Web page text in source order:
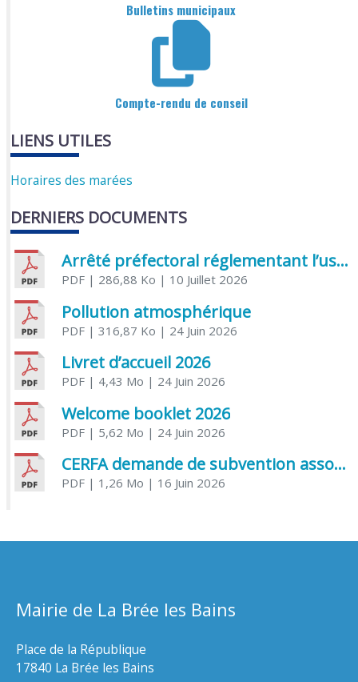
Bulletins municipaux
Compte-rendu de conseil
LIENS UTILES
Horaires des marées
DERNIERS DOCUMENTS
Arrêté préfectoral réglementant l’usage de l’eau
PDF| 286,88 Ko | 10 Juillet 2026
Pollution atmosphérique
PDF| 316,87 Ko | 24 Juin 2026
Livret d’accueil 2026
PDF| 4,43 Mo | 24 Juin 2026
Welcome booklet 2026
PDF| 5,62 Mo | 24 Juin 2026
CERFA demande de subvention association
PDF| 1,26 Mo | 16 Juin 2026
Mairie de La Brée les Bains
Place de la République
17840 La Brée les Bains